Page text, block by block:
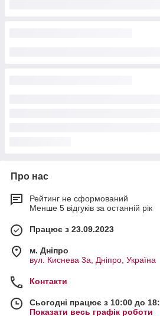
Про нас
Рейтинг не сформований
Менше 5 відгуків за останній рік
Працює з 23.09.2023
м. Дніпро
вул. Киснева 3а, Дніпро, Україна
Контакти
Сьогодні працює з 10:00 до
Показати весь графік роботи